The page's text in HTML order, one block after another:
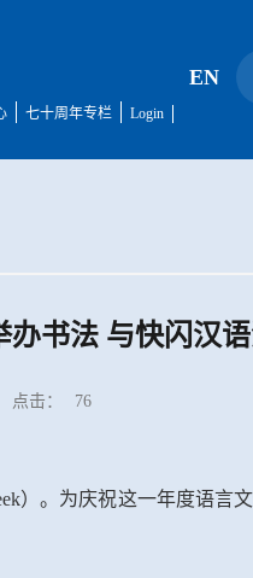
EN
七十周年专栏 Login
书法 与快闪汉
点击： 76
）。为庆祝这一年度语言